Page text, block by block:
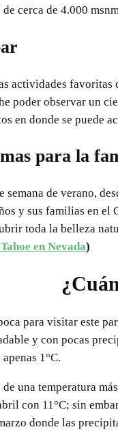
cerca de 4.000
actividades favoritas
poder observar un
en donde se puede
para la
semana de verano,
y sus familias en el
toda la belleza
en Nevada)
para visitar este
y con pocas
1°C.
una temperatura
con 11°C; sin
donde las